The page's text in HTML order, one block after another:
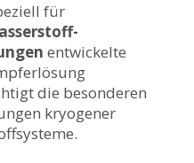
für
entwickelte
die besonderen
kryogener